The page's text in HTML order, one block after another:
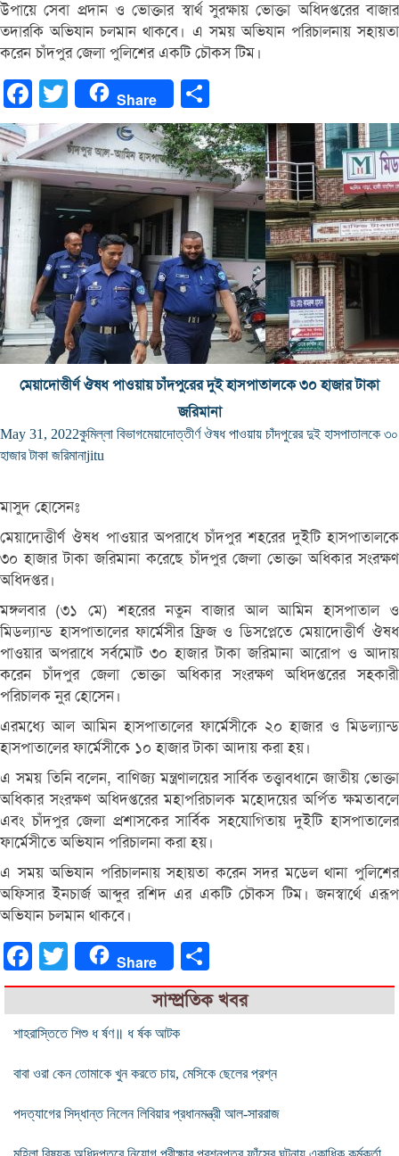
উপায়ে সেবা প্রদান ও ভোক্তার স্বার্থ সুরক্ষায় ভোক্তা অধিদপ্তরের বাজার
তদারকি অভিযান চলমান থাকবে। এ সময় অভিযান পরিচালনায় সহায়তা
করেন চাঁদপুর জেলা পুলিশের একটি চৌকস টিম।
FacebookTwitter Share
মেয়াদোত্তীর্ণ ঔষধ পাওয়ায় চাঁদপুরের দুই হাসপাতালকে ৩০ হাজার টাকা
জরিমানা
May 31, 2022কুমিল্লা বিভাগমেয়াদোত্তীর্ণ ঔষধ পাওয়ায় চাঁদপুরের দুই হাসপাতালকে ৩০
হাজার টাকা জরিমানাjitu
মাসুদ হোসেনঃ
মেয়াদোত্তীর্ণ ঔষধ পাওয়ার অপরাধে চাঁদপুর শহরের দুইটি হাসপাতালকে
৩০ হাজার টাকা জরিমানা করেছে চাঁদপুর জেলা ভোক্তা অধিকার সংরক্ষণ
অধিদপ্তর।
মঙ্গলবার (৩১ মে) শহরের নতুন বাজার আল আমিন হাসপাতাল ও
মিডল্যান্ড হাসপাতালের ফার্মেসীর ফ্রিজ ও ডিসপ্লেতে মেয়াদোত্তীর্ণ ঔষধ
পাওয়ার অপরাধে সর্বমোট ৩০ হাজার টাকা জরিমানা আরোপ ও আদায়
করেন চাঁদপুর জেলা ভোক্তা অধিকার সংরক্ষণ অধিদপ্তরের সহকারী
পরিচালক নুর হোসেন।
এরমধ্যে আল আমিন হাসপাতালের ফার্মেসীকে ২০ হাজার ও মিডল্যান্ড
হাসপাতালের ফার্মেসীকে ১০ হাজার টাকা আদায় করা হয়।
এ সময় তিনি বলেন, বাণিজ্য মন্ত্রণালয়ের সার্বিক তত্ত্বাবধানে জাতীয় ভোক্তা
অধিকার সংরক্ষণ অধিদপ্তরের মহাপরিচালক মহোদয়ের অর্পিত ক্ষমতাবলে
এবং চাঁদপুর জেলা প্রশাসকের সার্বিক সহযোগিতায় দুইটি হাসপাতালের
ফার্মেসীতে অভিযান পরিচালনা করা হয়।
এ সময় অভিযান পরিচালনায় সহায়তা করেন সদর মডেল থানা পুলিশের
অফিসার ইনচার্জ আব্দুর রশিদ এর একটি চৌকস টিম। জনস্বার্থে এরূপ
অভিযান চলমান থাকবে।
FacebookTwitter Share
সাম্প্রতিক খবর
শাহরাস্তিতে শিশু ধ র্ষণ॥ ধ র্ষক আটক
বাবা ওরা কেন তোমাকে খুন করতে চায়, মেসিকে ছেলের প্রশ্ন
পদত্যাগের সিদ্ধান্ত নিলেন লিবিয়ার প্রধানমন্ত্রী আল-সাররাজ